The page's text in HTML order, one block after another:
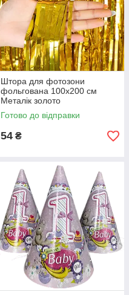
Штора для фотозони
фольгована 100х200 см
Металік золото
Готово до відправки
54 ₴